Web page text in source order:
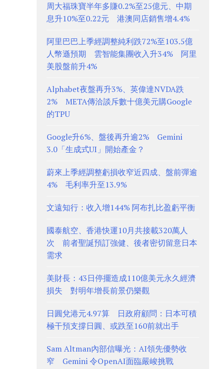
周大福珠寶半年多賺0.2%至25億元、中期
息升10%至0.22元 港澳同店銷售增4.4%
阿里巴巴上季經調整純利跌72%至103.5億
人幣遜預期 雲智能集團收入升34% 阿里
美股盤前升4%
Alphabet夜盤再升3%、英偉達NVDA跌
2% META傳洽談斥數十億美元購Google
的TPU
Google升6%、盤後再升逾2% Gemini
3.0「生成式UI」開始產金？
蔚來上季經調整虧損收窄近四成、盤前彈逾
4% 毛利率升至13.9%
文遠知行：收入增144% 阿布扎比盈虧平衡
國泰航空、香港快運10月共接載320萬人
次 前者聖誕預訂強健、後者密切留意日本
需求
美財長：43日停擺造成110億美元永久經濟
損失 對明年增長前景仍樂觀
日圓兌港元4.97算 日政府顧問：日本可積
極干預支撐日圓、或跌至160前就出手
Sam Altman內部信曝光：AI領先優勢收
窄 Gemini 令OpenAI面臨嚴峻挑戰